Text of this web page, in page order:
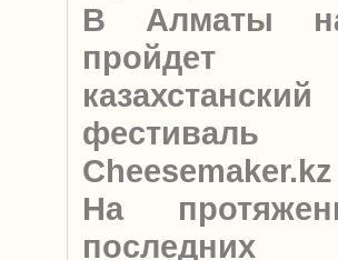
В Алматы
пройдет
фестиваль
Cheesemaker.kz
На